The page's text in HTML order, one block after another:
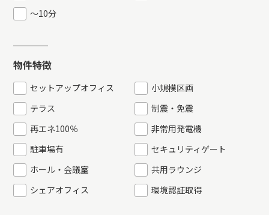
〜10分
物件特徴
セットアップオフィス
小規模区画
テラス
制震・免震
再エネ100％
非常用発電機
駐車場有
セキュリティゲート
ホール・会議室
共用ラウンジ
シェアオフィス
環境認証取得